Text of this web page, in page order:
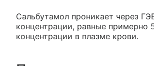
Сальбутамол проникает через
концентрации, равные примерно
концентрации в плазме крови.